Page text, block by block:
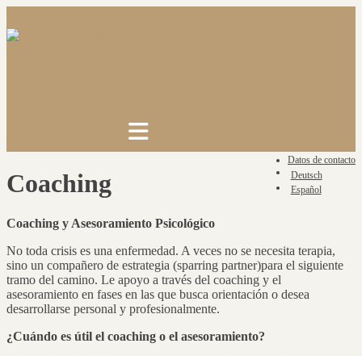
al
contenido
Datos de contacto
Deutsch
Español
Coaching
Coaching y Asesoramiento Psicológico
No toda crisis es una enfermedad. A veces no se necesita terapia,
sino un compañero de estrategia (sparring partner)para el siguiente
tramo del camino. Le apoyo a través del coaching y el
asesoramiento en fases en las que busca orientación o desea
desarrollarse personal y profesionalmente.
¿Cuándo es útil el coaching o el asesoramiento?